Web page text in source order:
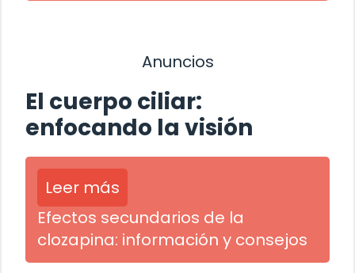
Anuncios
El cuerpo ciliar:
enfocando la visión
Leer más
Efectos secundarios de la
clozapina: información y consejos